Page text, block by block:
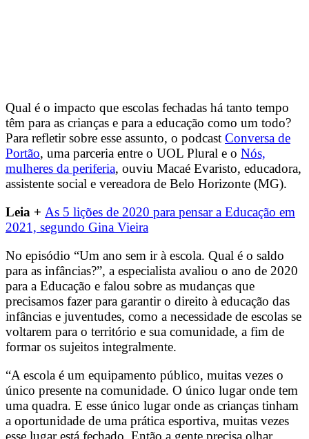
Qual é o impacto que escolas fechadas há tanto tempo
têm para as crianças e para a educação como um todo?
Para refletir sobre esse assunto, o podcast Conversa de
Portão, uma parceria entre o UOL Plural e o Nós,
mulheres da periferia, ouviu Macaé Evaristo, educadora,
assistente social e vereadora de Belo Horizonte (MG).
Leia + As 5 lições de 2020 para pensar a Educação em
2021, segundo Gina Vieira
No episódio “Um ano sem ir à escola. Qual é o saldo
para as infâncias?”, a especialista avaliou o ano de 2020
para a Educação e falou sobre as mudanças que
precisamos fazer para garantir o direito à educação das
infâncias e juventudes, como a necessidade de escolas se
voltarem para o território e sua comunidade, a fim de
formar os sujeitos integralmente.
“A escola é um equipamento público, muitas vezes o
único presente na comunidade. O único lugar onde tem
uma quadra. E esse único lugar onde as crianças tinham
a oportunidade de uma prática esportiva, muitas vezes
esse lugar está fechado. Então a gente precisa olhar